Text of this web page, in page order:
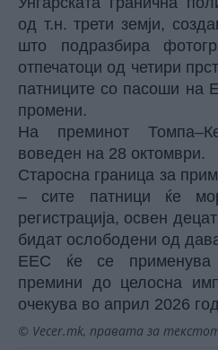
од т.н. трети земји,
што подразбира
отпечатоци од четири
патниците со пасоши на
промени.
На преминот
воведен на 28 октомври.
Старосна граница за
– сите патници ќе
регистрација, освен
бидат ослободени од
ЕЕС ќе се применува
премини до целосна
очекува во април 2026
© Vecer.mk, правата за